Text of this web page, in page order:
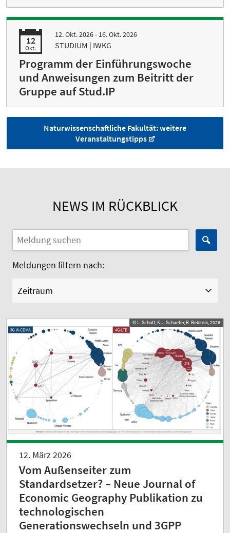
12
Okt.
12. Okt. 2026 - 16. Okt. 2026
STUDIUM | IWKG
Programm der Einführungswoche
und Anweisungen zum Beitritt der
Gruppe auf Stud.IP
Naturwissenschaftliche Fakultät: weitere
Veranstaltungstipps
NEWS IM RÜCKBLICK
Meldungen filtern nach:
Zeitraum
© L. Schott, K.J. Schaefer, R. Bekkers, 2026
12. März 2026
Vom Außenseiter zum
Standardsetzer? – Neue Journal of
Economic Geography Publikation zu
technologischen
Generationswechseln und 3GPP